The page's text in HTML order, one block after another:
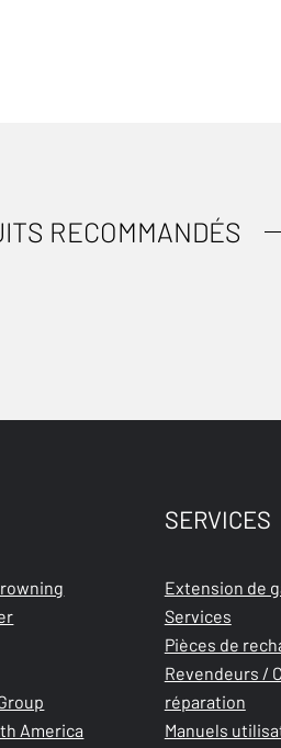
RECOMMANDÉS
America
SERVICES
Extension de
Services
Pièces de
Revendeurs /
réparation
Manuels